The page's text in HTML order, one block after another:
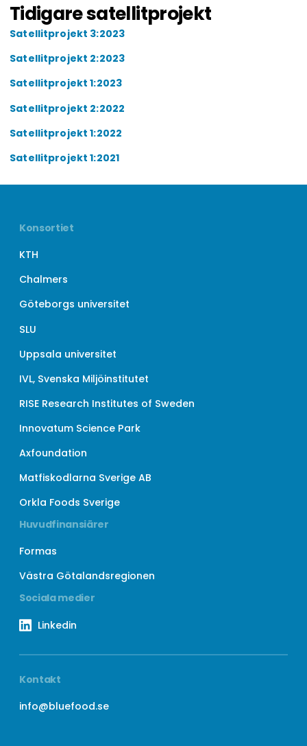
Tidigare satellitprojekt
Satellitprojekt 3:2023
Satellitprojekt 2:2023
Satellitprojekt 1:2023
Satellitprojekt 2:2022
Satellitprojekt 1:2022
Satellitprojekt 1:2021
Konsortiet
KTH
Chalmers
Göteborgs universitet
SLU
Uppsala universitet
IVL, Svenska Miljöinstitutet
RISE Research Institutes of Sweden
Innovatum Science Park
Axfoundation
Matfiskodlarna Sverige AB
Orkla Foods Sverige
Huvudfinansiärer
Formas
Västra Götalandsregionen
Sociala medier
Linkedin
Kontakt
info@bluefood.se